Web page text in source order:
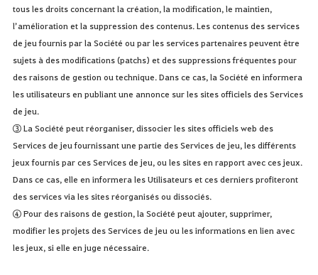
tous les droits concernant la création, la modification, le maintien,
l’amélioration et la suppression des contenus. Les contenus des services
de jeu fournis par la Société ou par les services partenaires peuvent être
sujets à des modifications (patchs) et des suppressions fréquentes pour
des raisons de gestion ou technique. Dans ce cas, la Société en informera
les utilisateurs en publiant une annonce sur les sites officiels des Services
de jeu.
③ La Société peut réorganiser, dissocier les sites officiels web des
Services de jeu fournissant une partie des Services de jeu, les différents
jeux fournis par ces Services de jeu, ou les sites en rapport avec ces jeux.
Dans ce cas, elle en informera les Utilisateurs et ces derniers profiteront
des services via les sites réorganisés ou dissociés.
④ Pour des raisons de gestion, la Société peut ajouter, supprimer,
modifier les projets des Services de jeu ou les informations en lien avec
les jeux, si elle en juge nécessaire.